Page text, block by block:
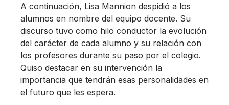
A continuación, Lisa Mannion despidió a los
alumnos en nombre del equipo docente. Su
discurso tuvo como hilo conductor la evolución
del carácter de cada alumno y su relación con
los profesores durante su paso por el colegio.
Quiso destacar en su intervención la
importancia que tendrán esas personalidades en
el futuro que les espera.